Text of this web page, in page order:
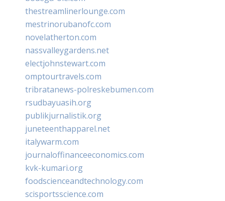
thestreamlinerlounge.com
mestrinorubanofc.com
novelatherton.com
nassvalleygardens.net
electjohnstewart.com
omptourtravels.com
tribratanews-polreskebumen.com
rsudbayuasih.org
publikjurnalistik.org
juneteenthapparel.net
italywarm.com
journaloffinanceeconomics.com
kvk-kumari.org
foodscienceandtechnology.com
scisportsscience.com